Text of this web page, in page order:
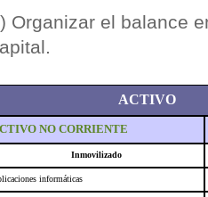
Organizar el balance
ACTIVO
NO CORRIENTE
Inmovilizado
informáticas